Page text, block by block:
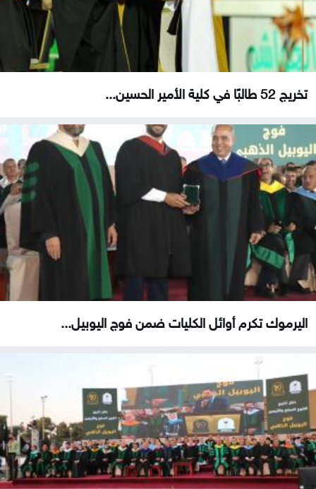
تخريج 52 طالبًا في كلية الأمير الحسين...
اليرموك تكرم أوائل الكليات ضمن فوج اليوبيل...